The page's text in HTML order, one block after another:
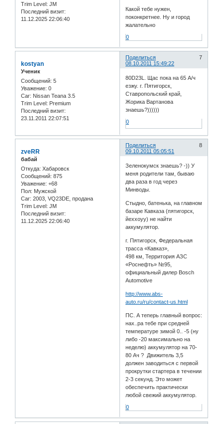
Trim Level: JM
Последний визит:
11.12.2025 22:06:40
Какой тебе нужен,
поконкретнее. Ну и город
жалательно
0
Поделиться
7
08.10.2011 15:49:22
kostyan
Ученик
Сообщений: 5
Уважение: 0
Car: Nissan Teana 3.5
Trim Level: Premium
Последний визит:
23.11.2011 22:07:51
80D23L. Щас пока на 65 А/ч
езжу. г. Пятигорск,
Ставропольский край,
Жорика Вартанова
знаешь?))))))
0
Поделиться
8
09.10.2011 05:05:51
zveRR
бабай
Откуда: Хабаровск
Сообщений: 875
Уважение: +68
Пол: Мужской
Car: 2003, VQ23DE, продана
Trim Level: JM
Последний визит:
11.12.2025 22:06:40
Зеленокумск знаешь? -)) У
меня родители там, бываю
два раза в год через
Минводы.
Стыдно, батенька, на главном
базаре Кавказа (пятигорск,
йеххоуу) не найти
аккумулятор.
г. Пятигорск, Федеральная
трасса «Кавказ»,
498 км, Территория АЗС
«Роснефть» №95,
официальный дилер Bosch
Automotive
http://www.abs-
auto.ru/ru/contact-us.html
ПС. А теперь главный вопрос:
нах..ра тебе при средней
температуре зимой 0.. -5 (ну
либо -20 максимально на
неделю) аккумулятор на 70-
80 Ач ? Движитель 3,5
должен заводиться с первой
прокрутки стартера в течении
2-3 секунд. Это может
обеспечить практически
любой свежий аккумулятор.
0